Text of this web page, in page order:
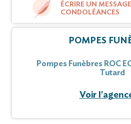
ÉCRIRE UN
CONDOLÉANCES
POMPES
Pompes Funèbres ROC
Tutard
Voir